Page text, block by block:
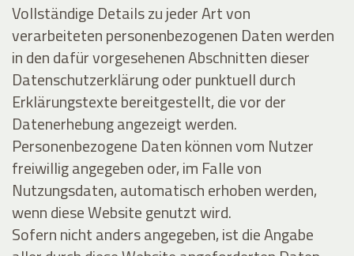
Vollständige Details zu jeder Art von
verarbeiteten personenbezogenen Daten werden
in den dafür vorgesehenen Abschnitten dieser
Datenschutzerklärung oder punktuell durch
Erklärungstexte bereitgestellt, die vor der
Datenerhebung angezeigt werden.
Personenbezogene Daten können vom Nutzer
freiwillig angegeben oder, im Falle von
Nutzungsdaten, automatisch erhoben werden,
wenn diese Website genutzt wird.
Sofern nicht anders angegeben, ist die Angabe